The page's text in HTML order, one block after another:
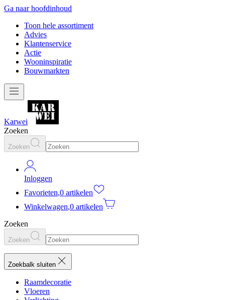
Ga naar hoofdinhoud
Toon hele assortiment
Advies
Klantenservice
Actie
Wooninspiratie
Bouwmarkten
Karwei
Zoeken
Zoeken
Inloggen
Favorieten,0 artikelen
Winkelwagen,0 artikelen
Zoeken
Zoeken
Zoekbalk sluiten
Raamdecoratie
Vloeren